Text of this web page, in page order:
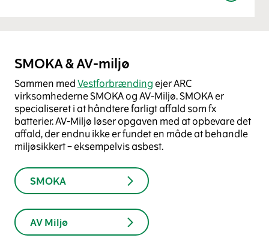
SMOKA & AV-miljø
Sammen medVestforbrændingejer ARC
virksomhederne SMOKA og AV-Miljø. SMOKA er
specialiseret i at håndtere farligt affald som fx
batterier. AV-Miljø løser opgaven med at opbevare det
affald, der endnu ikke er fundet en måde at behandle
miljøsikkert – eksempelvis asbest.
SMOKA
AV Miljø